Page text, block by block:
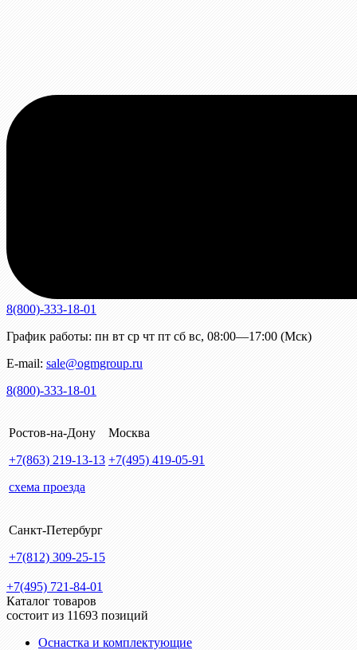
8(800)-333-18-01
График работы: пн вт ср чт пт сб вс, 08:00—17:00 (Мск)
E-mail: sale@ogmgroup.ru
8(800)-333-18-01
Ростов-на-Дону
+7(863) 219-13-13
схема проезда
Москва
+7(495) 419-05-91
Санкт-Петербург
+7(812) 309-25-15
+7(495) 721-84-01
Каталог товаров
состоит из 11693 позиций
Оснастка и комплектующие